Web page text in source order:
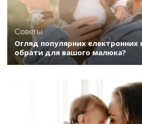
Советы
Огляд популярних електронних
обрати для вашого малюка?